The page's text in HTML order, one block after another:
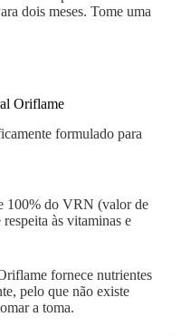
dois meses. Tome uma
Oriflame
formulado para
100% do VRN (valor de
às vitaminas e
fornece nutrientes
pelo que não existe
a toma.